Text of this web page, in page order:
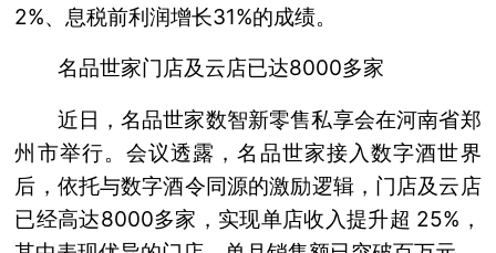
2%、息税前利润增长31%的成绩。
名品世家门店及云店已达8000多家
近日，名品世家数智新零售私享会在河南省郑
州市举行。会议透露，名品世家接入数字酒世界
后，依托与数字酒令同源的激励逻辑，门店及云店
已经高达8000多家，实现单店收入提升超 25%，